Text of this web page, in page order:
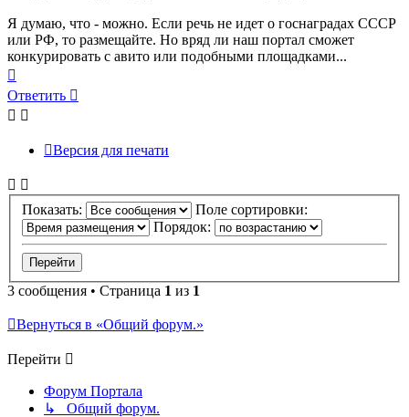
Я думаю, что - можно. Если речь не идет о госнаградах СССР
или РФ, то размещайте. Но вряд ли наш портал сможет
конкурировать с авито или подобными площадками...
к
началу
Ответить
Версия для печати
Показать:
Поле сортировки:
Порядок:
3 сообщения • Страница 1 из 1
Вернуться в «Общий форум.»
Перейти
Форум Портала
↳ Общий форум.